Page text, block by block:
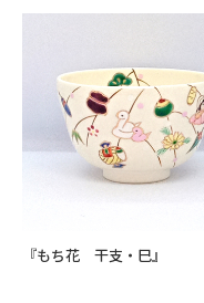
『もち花 干支・巳』